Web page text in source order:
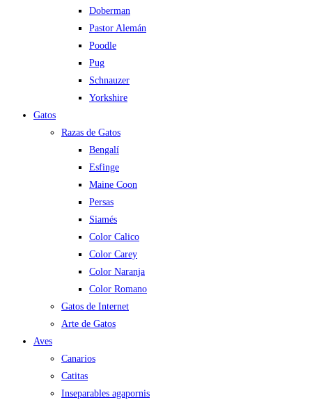
Doberman
Pastor Alemán
Poodle
Pug
Schnauzer
Yorkshire
Gatos
Razas de Gatos
Bengalí
Esfinge
Maine Coon
Persas
Siamés
Color Calico
Color Carey
Color Naranja
Color Romano
Gatos de Internet
Arte de Gatos
Aves
Canarios
Catitas
Inseparables agapornis